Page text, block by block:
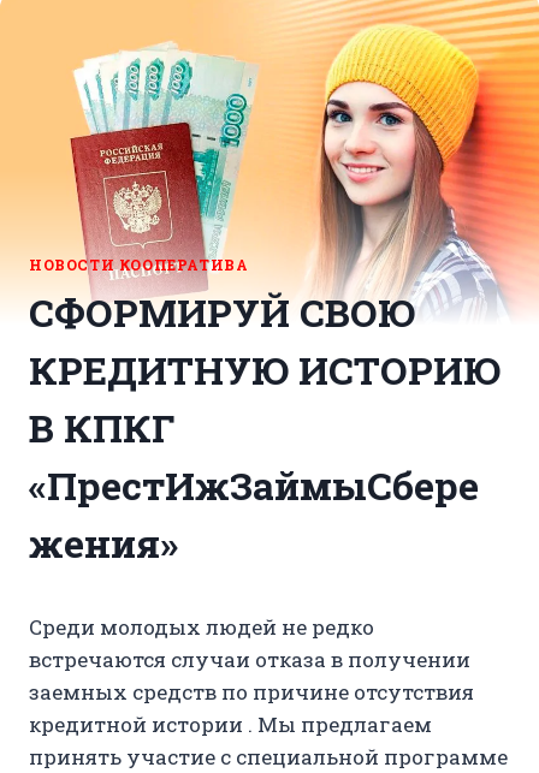
НОВОСТИ КООПЕРАТИВА
СФОРМИРУЙ СВОЮ
КРЕДИТНУЮ ИСТОРИЮ
В КПКГ
«ПрестИжЗаймыСбере
жения»
Среди молодых людей не редко
встречаются случаи отказа в получении
заемных средств по причине отсутствия
кредитной истории . Мы предлагаем
принять участие с специальной программе